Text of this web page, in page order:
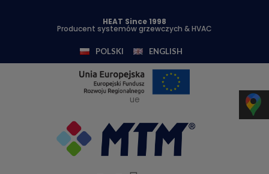
HEAT Since 1998
Producent systemów grzewczych & HVAC
POLSKI ENGLISH
ue